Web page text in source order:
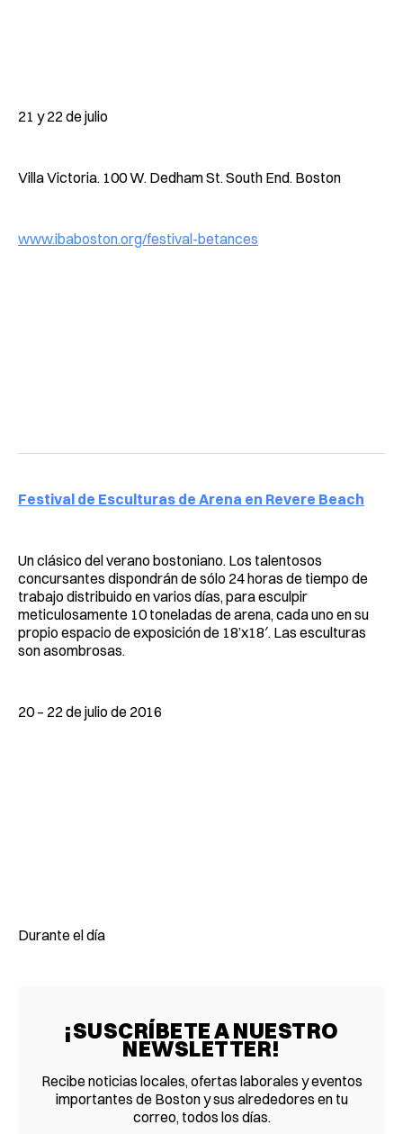
21 y 22 de julio
Villa Victoria. 100 W. Dedham St. South End. Boston
www.ibaboston.org/festival-betances
Festival de Esculturas de Arena en Revere Beach
Un clásico del verano bostoniano. Los talentosos
concursantes dispondrán de sólo 24 horas de tiempo de
trabajo distribuido en varios días, para esculpir
meticulosamente 10 toneladas de arena, cada uno en su
propio espacio de exposición de 18’x18′. Las esculturas
son asombrosas.
20 – 22 de julio de 2016
Durante el día
¡SUSCRÍBETE A NUESTRO
NEWSLETTER!
Recibe noticias locales, ofertas laborales y eventos
importantes de Boston y sus alrededores en tu
correo, todos los días.